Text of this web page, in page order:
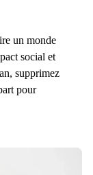
un monde
social et
supprimez
pour